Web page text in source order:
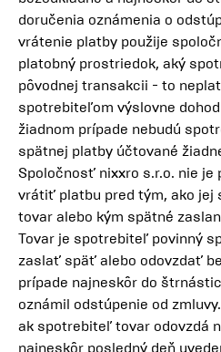
doručenia oznámenia o
vrátenie platby použije
platobný prostriedok, aký
pôvodnej transakcii - to
spotrebiteľom výslovne
žiadnom prípade nebudú
spätnej platby účtované
Spoločnosť nixxro s.r.o. nie
vrátiť platbu pred tým, ako
tovar alebo kým spätné
Tovar je spotrebiteľ povinný
zaslať späť alebo odovzdať
prípade najneskôr do
oznámil odstúpenie od
ak spotrebiteľ tovar odovzdá
najneskôr posledný deň